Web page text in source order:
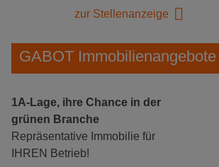
zur Stellenanzeige
GABOT Immobilienangebote
1A-Lage, ihre Chance in der
grünen Branche
Repräsentative Immobilie für
IHREN Betrieb!